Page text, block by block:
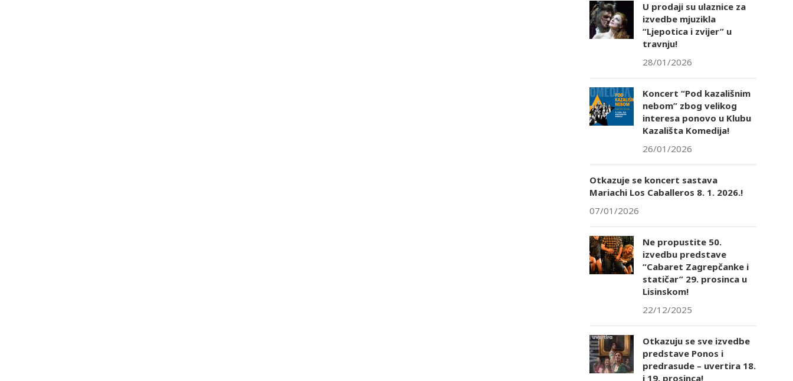
U prodaji su ulaznice za
izvedbe mjuzikla
“Ljepotica i zvijer” u
travnju!
28/01/2026
Koncert “Pod kazališnim
nebom” zbog velikog
interesa ponovo u Klubu
Kazališta Komedija!
26/01/2026
Otkazuje se koncert sastava
Mariachi Los Caballeros 8. 1. 2026.!
07/01/2026
Ne propustite 50.
izvedbu predstave
“Cabaret Zagrepčanke i
statičar” 29. prosinca u
Lisinskom!
22/12/2025
Otkazuju se sve izvedbe
predstave Ponos i
predrasude – uvertira 18.
i 19. prosinca!